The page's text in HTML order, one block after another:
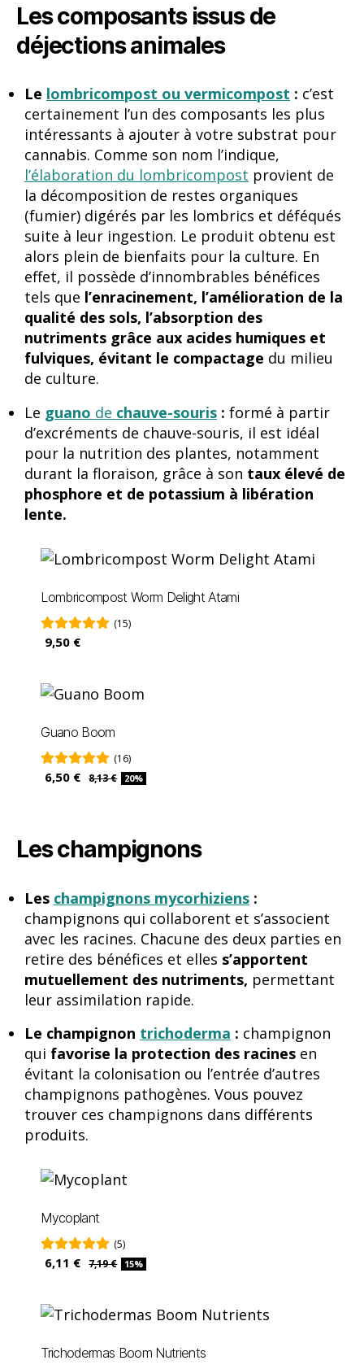
Les composants issus de
déjections animales
Le lombricompost ou vermicompost : c’est
certainement l’un des composants les plus
intéressants à ajouter à votre substrat pour
cannabis. Comme son nom l’indique,
l’élaboration du lombricompost provient de
la décomposition de restes organiques
(fumier) digérés par les lombrics et déféqués
suite à leur ingestion. Le produit obtenu est
alors plein de bienfaits pour la culture. En
effet, il possède d’innombrables bénéfices
tels que l’enracinement, l’amélioration de la
qualité des sols, l’absorption des
nutriments grâce aux acides humiques et
fulviques, évitant le compactage du milieu
de culture.
Le guano de chauve-souris : formé à partir
d’excréments de chauve-souris, il est idéal
pour la nutrition des plantes, notamment
durant la floraison, grâce à son taux élevé de
phosphore et de potassium à libération
lente.
Lombricompost Worm Delight Atami
(15)
9,50 €
Guano Boom
(16)
6,50 € 8,13 € 20%
Les champignons
Les champignons mycorhiziens :
champignons qui collaborent et s’associent
avec les racines. Chacune des deux parties en
retire des bénéfices et elles s’apportent
mutuellement des nutriments, permettant
leur assimilation rapide.
Le champignon trichoderma : champignon
qui favorise la protection des racines en
évitant la colonisation ou l’entrée d’autres
champignons pathogènes. Vous pouvez
trouver ces champignons dans différents
produits.
Mycoplant
(5)
6,11 € 7,19 € 15%
Trichodermas Boom Nutrients